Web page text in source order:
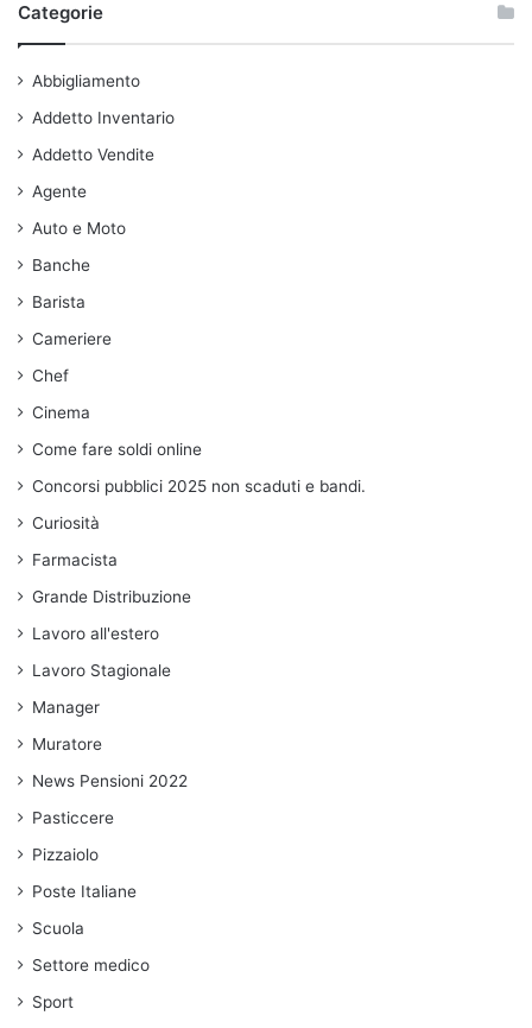
Categorie
Abbigliamento
Addetto Inventario
Addetto Vendite
Agente
Auto e Moto
Banche
Barista
Cameriere
Chef
Cinema
Come fare soldi online
Concorsi pubblici 2025 non scaduti e bandi.
Curiosità
Farmacista
Grande Distribuzione
Lavoro all'estero
Lavoro Stagionale
Manager
Muratore
News Pensioni 2022
Pasticcere
Pizzaiolo
Poste Italiane
Scuola
Settore medico
Sport